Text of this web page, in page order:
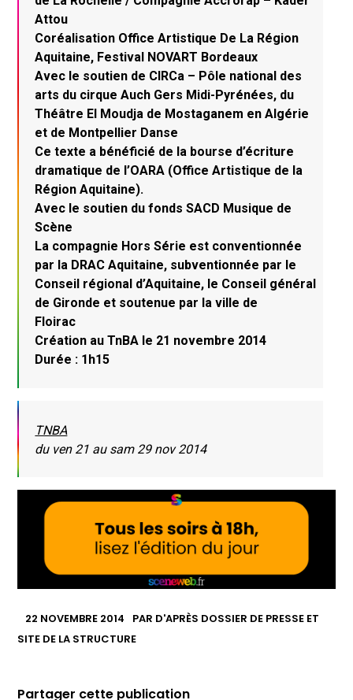
Attou
Coréalisation Office Artistique De La Région
Aquitaine, Festival NOVART Bordeaux
Avec le soutien de CIRCa – Pôle national des
arts du cirque Auch Gers Midi-Pyrénées, du
Théâtre El Moudja de Mostaganem en Algérie
et de Montpellier Danse
Ce texte a bénéficié de la bourse d’écriture
dramatique de l’OARA (Office Artistique de la
Région Aquitaine).
Avec le soutien du fonds SACD Musique de
Scène
La compagnie Hors Série est conventionnée
par la DRAC Aquitaine, subventionnée par le
Conseil régional d’Aquitaine, le Conseil général
de Gironde et soutenue par la ville de
Floirac
Création au TnBA le 21 novembre 2014
Durée : 1h15
TNBA
du ven 21 au sam 29 nov 2014
22 NOVEMBRE 2014 PAR D'APRÈS DOSSIER DE PRESSE ET
SITE DE LA STRUCTURE
Partager cette publication